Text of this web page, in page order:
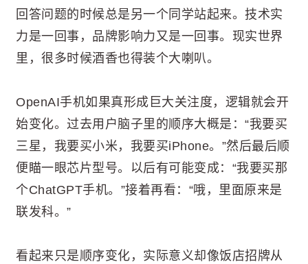
回答问题的时候总是另一个同学站起来。技术实
力是一回事，品牌影响力又是一回事。现实世界
里，很多时候酒香也得装个大喇叭。
OpenAI手机如果真形成巨大关注度，逻辑就会开
始变化。过去用户脑子里的顺序大概是：“我要买
三星，我要买小米，我要买iPhone。”然后最后顺
便瞄一眼芯片型号。以后有可能变成：“我要买那
个ChatGPT手机。”接着再看：“哦，里面原来是
联发科。”
看起来只是顺序变化，实际意义却像饭店招牌从